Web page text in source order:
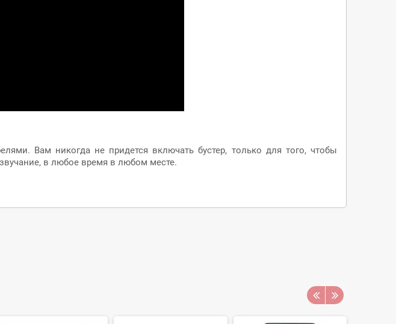
Вам никогда не придется включать бустер, только для того, чтобы
в любое время в любом месте.